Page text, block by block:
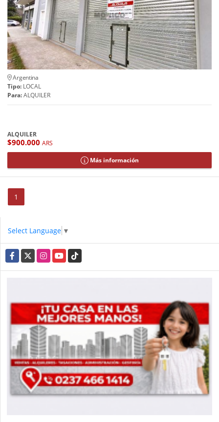
Argentina
Tipo: LOCAL
Para:ALQUILER
ALQUILER
$900.000 ARS
Más información
1
Select Language ▼
Facebook
X InstagramYouTubeTikTok